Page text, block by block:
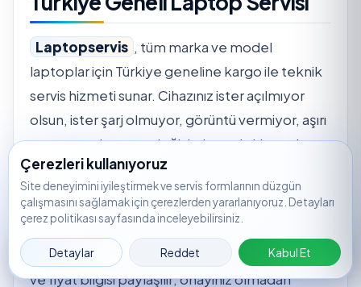
🟢 WhatsApp 📞 📝
Servis
Kaydı
🔎Takip
Laptopservis , tüm marka ve model
laptoplar için Türkiye geneline kargo ile teknik
servis hizmeti sunar. Cihazınız ister açılmıyor
olsun, ister şarj olmuyor, görüntü vermiyor, aşırı
ısınıyor ya da parça değişimi gerektiriyor olsun;
servis kaydı oluşturarak süreci hızlıca
başlatabilirsiniz.
Servis merkezine ulaşan cihazlar için önce arıza
tespiti yapılır. Tespit sonrasında işlem kapsamı
ve fiyat bilgisi paylaşılır; onayınız olmadan
Çerezleri kullanıyoruz
Site deneyimini iyileştirmek ve servis formlarının düzgün
çalışmasını sağlamak için çerezlerden yararlanıyoruz. Detayları
çerez politikası sayfasında inceleyebilirsiniz.
Detaylar Reddet Kabul Et